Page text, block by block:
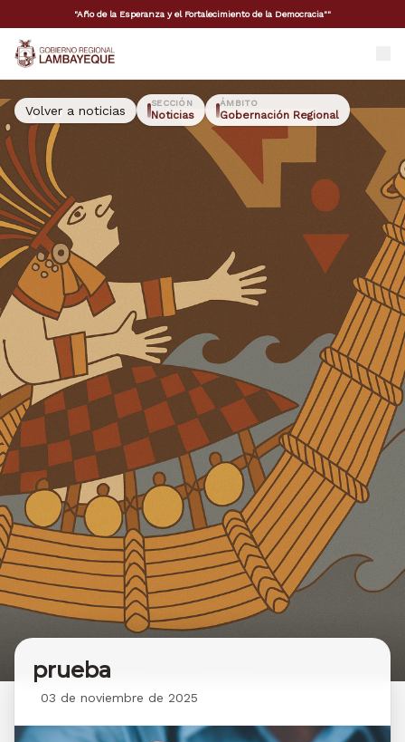
"Año de la Esperanza y el Fortalecimiento de la Democracia""
GORE Lambayeque
Volver a noticias SECCIÓN
Noticias
ÁMBITO
Gobernación Regional
prueba
03 de noviembre de 2025